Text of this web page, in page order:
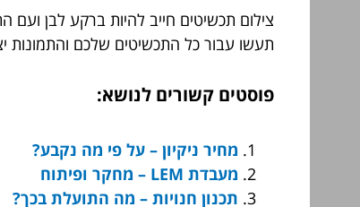
צילום תכשיטים חייב להיות ברקע לבן ועם
תעשו עבור כל התכשיטים שלכם והתמונות
פוסטים קשורים לנושא:
מחיר ניקיון – על פי מה נקבע?
מעבדת LEM – מחקר ופיתוח
תכנון חנויות – מה התועלת בכך?